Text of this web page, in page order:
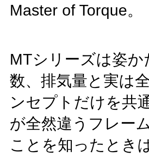
Master of Torque。
MTシリーズは姿
数、排気量と実は
ンセプトだけを共
が全然違うフレー
ことを知ったとき